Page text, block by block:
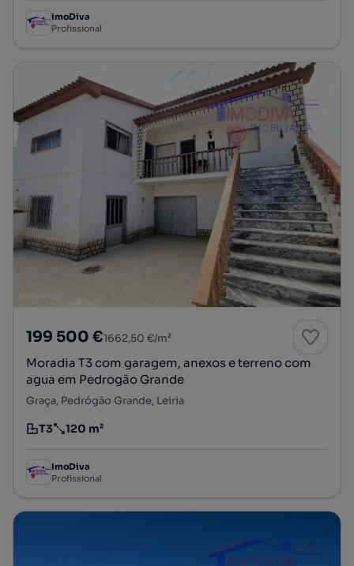
ImoDiva
Profissional
199 500 €1662,50 €/m²
Moradia T3 com garagem, anexos e terreno com
agua em Pedrogão Grande
Graça, Pedrógão Grande, Leiria
Tipologia
T3
Preço por metro quadrado
120 m²
ImoDiva
Profissional